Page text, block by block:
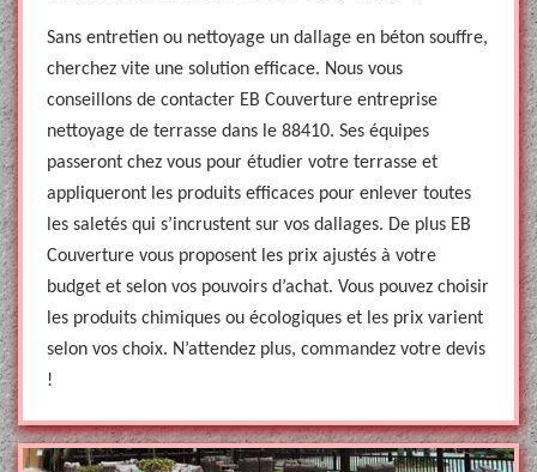
Sans entretien ou nettoyage un dallage en béton souffre,
cherchez vite une solution efficace. Nous vous
conseillons de contacter EB Couverture entreprise
nettoyage de terrasse dans le 88410. Ses équipes
passeront chez vous pour étudier votre terrasse et
appliqueront les produits efficaces pour enlever toutes
les saletés qui s’incrustent sur vos dallages. De plus EB
Couverture vous proposent les prix ajustés à votre
budget et selon vos pouvoirs d’achat. Vous pouvez choisir
les produits chimiques ou écologiques et les prix varient
selon vos choix. N’attendez plus, commandez votre devis
!